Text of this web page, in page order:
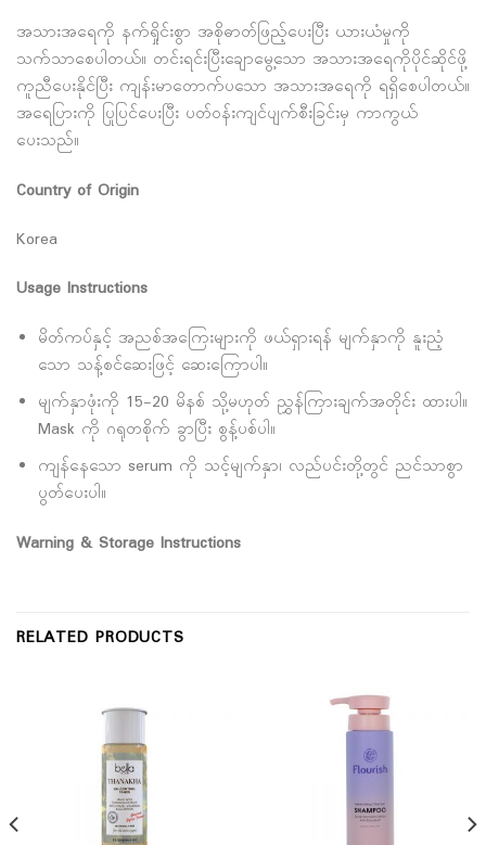
အသားအရေကို နက်ရှိုင်းစွာ အစိုဓာတ်ဖြည့်ပေးပြီး ယားယံမှုကို
သက်သာစေပါတယ်။ တင်းရင်းပြီးချောမွေ့သော အသားအရေကိုပိုင်ဆိုင်ဖို့
ကူညီပေးနိုင်ပြီး ကျန်းမာတောက်ပသော အသားအရေကို ရရှိစေပါတယ်။
အရေပြားကို ပြုပြင်ပေးပြီး ပတ်ဝန်းကျင်ပျက်စီးခြင်းမှ ကာကွယ်
ပေးသည်။
Country of Origin
Korea
Usage Instructions
မိတ်ကပ်နှင့် အညစ်အကြေးများကို ဖယ်ရှားရန် မျက်နှာကို နူးညံ့
သော သန့်စင်ဆေးဖြင့် ဆေးကြောပါ။
မျက်နှာဖုံးကို 15-20 မိနစ် သို့မဟုတ် ညွှန်ကြားချက်အတိုင်း ထားပါ။
Mask ကို ဂရုတစိုက် ခွာပြီး စွန့်ပစ်ပါ။
ကျန်နေသော serum ကို သင့်မျက်နှာ၊ လည်ပင်းတို့တွင် ညင်သာစွာ
ပွတ်ပေးပါ။
Warning & Storage Instructions
RELATED PRODUCTS